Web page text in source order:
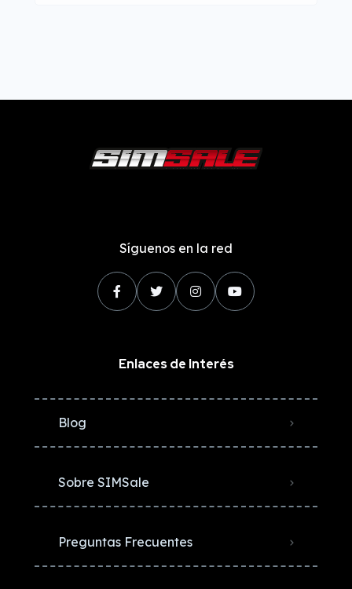
Síguenos en la red
Enlaces de Interés
Blog
Sobre SIMSale
Preguntas Frecuentes